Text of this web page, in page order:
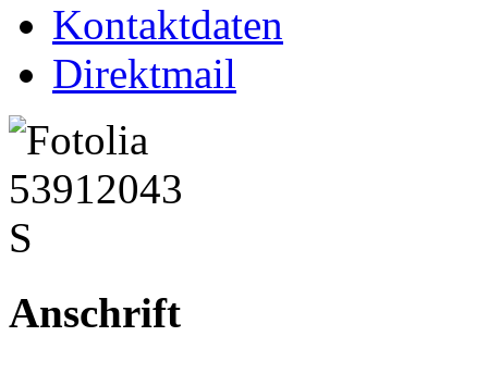
Kontaktdaten
Direktmail
Anschrift